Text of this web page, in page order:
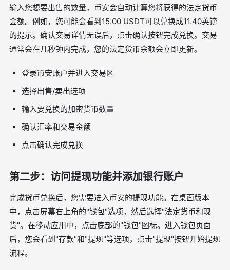
输入您想要出售的数量，币安会自动计算您将获得的法定货币
金额。例如，您可能会看到15.00 USDT可以兑换成11.40英镑
的提示。确认交易详情无误后，点击确认按钮完成兑换。交易
通常会在几秒钟内完成，您的法定货币余额会立即更新。
登录币安账户并进入交易区
选择出售/卖出选项
输入要兑换的加密货币数量
确认汇率和交易金额
点击确认完成兑换
第二步：访问提现功能并添加银行账户
完成货币兑换后，您需要进入币安的提现功能。在桌面版本
中，点击屏幕右上角的"钱包"选项，然后选择"法定货币和现
货"。在移动应用中，点击底部的"钱包"图标。进入钱包页面
后，您会看到"存款"和"提现"等选项，点击"提现"按钮开始提现
流程。